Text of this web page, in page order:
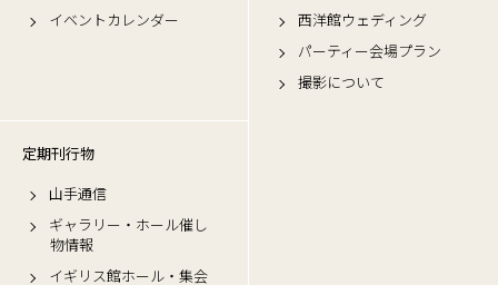
イベントカレンダー
西洋館ウェディング
パーティー会場プラン
撮影について
定期刊行物
山手通信
ギャラリー・ホール催し
物情報
イギリス館ホール・集会